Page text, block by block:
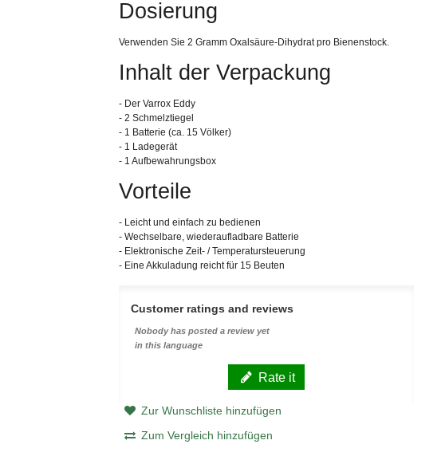
Dosierung
Verwenden Sie 2 Gramm Oxalsäure-Dihydrat pro Bienenstock.
Inhalt der Verpackung
- Der Varrox Eddy
- 2 Schmelztiegel
- 1 Batterie (ca. 15 Völker)
- 1 Ladegerät
- 1 Aufbewahrungsbox
Vorteile
- Leicht und einfach zu bedienen
- Wechselbare, wiederaufladbare Batterie
- Elektronische Zeit- / Temperatursteuerung
- Eine Akkuladung reicht für 15 Beuten
Customer ratings and reviews
Nobody has posted a review yet
in this language
Rate it
Zur Wunschliste hinzufügen
Zum Vergleich hinzufügen